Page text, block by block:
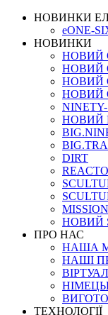
НОВИНКИ
eONE-
НОВИНКИ
НОВИЙ
НОВИЙ
НОВИЙ
НОВИЙ
НОВИЙ
DIRT
REACTO
MISSION
НОВИЙ
ПРО НАС
НАША
НАШI
ТЕХНОЛОГІЇ